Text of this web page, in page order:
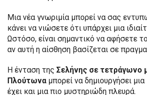
Μια νέα γνωριμία μπορεί να σας
κάνει να νιώσετε ότι υπάρχει μια
Ωστόσο, είναι σημαντικό να αφήσετε
αν αυτή η αίσθηση βασίζεται σε
Η ένταση της Σελήνης σε τετράγωνο
Πλούτωναμπορεί να δημιουργήσει
έχει και μια πιο μυστηριώδη πλευρά.